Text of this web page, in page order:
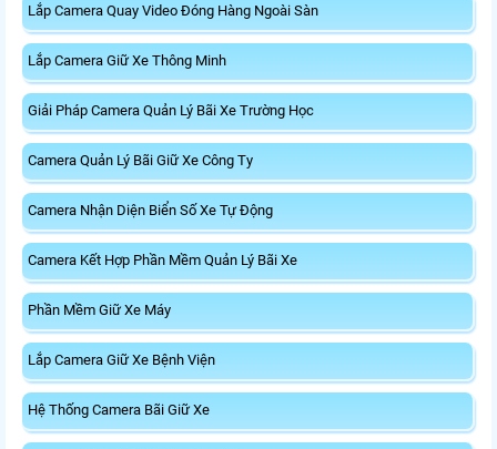
Lắp Camera Quay Video Đóng Hàng Ngoài Sàn
Lắp Camera Giữ Xe Thông Minh
Giải Pháp Camera Quản Lý Bãi Xe Trường Học
Camera Quản Lý Bãi Giữ Xe Công Ty
Camera Nhận Diện Biển Số Xe Tự Động
Camera Kết Hợp Phần Mềm Quản Lý Bãi Xe
Phần Mềm Giữ Xe Máy
Lắp Camera Giữ Xe Bệnh Viện
Hệ Thống Camera Bãi Giữ Xe